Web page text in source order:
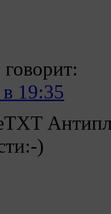
говорит:
19:35
)